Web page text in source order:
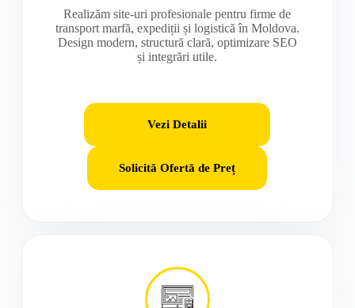
Realizăm site-uri profesionale pentru firme de
transport marfă, expediții și logistică în Moldova.
Design modern, structură clară, optimizare SEO
și integrări utile.
Vezi Detalii
Solicită Ofertă de Preț